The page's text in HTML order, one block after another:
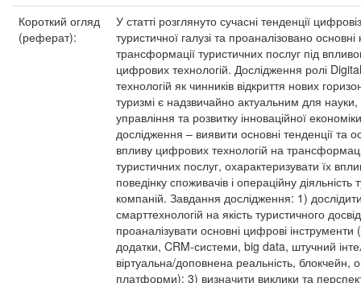
Короткий огляд
(реферат):
У статті розглянуто сучасні тенденції
туристичної галузі та проаналізовано
трансформації туристичних послуг під
цифрових технологій. Дослідження ролі
технологій як чинників відкриття нових
туризмі є надзвичайно актуальним для науки,
управління та розвитку інноваційної
дослідження – виявити основні тенденції та
впливу цифрових технологій на
туристичних послуг, охарактеризувати їх
поведінку споживачів і операційну діяльність
компаній. Завдання дослідження: 1)
смарттехнологій на якість туристичного
проаналізувати основні цифрові інструменти
додатки, CRM-системи, big data, штучний
віртуальна/доповнена реальність, блокчейн,
платформи); 3) визначити виклики та